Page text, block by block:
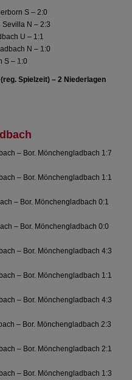
S – 2:0
Sevilla N – 2:3
U – 1:1
N – 1:0
S – 1:0
Spielzeit) – 2 Niederlagen
– Bor. Mönchengladbach 1:7
– Bor. Mönchengladbach 1:1
– Bor. Mönchengladbach 0:1
– Bor. Mönchengladbach 0:0
– Bor. Mönchengladbach 4:3
– Bor. Mönchengladbach 1:1
– Bor. Mönchengladbach 4:3
– Bor. Mönchengladbach 2:3
– Bor. Mönchengladbach 2:1
– Bor. Mönchengladbach 1:3